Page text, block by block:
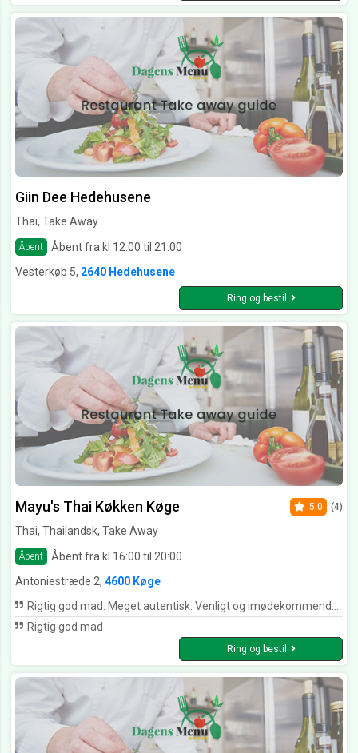
Giin Dee Hedehusene
Thai, Take Away
Åbent
Åbent fra kl 12:00 til 21:00
Vesterkøb 5, 2640 Hedehusene
Ring og bestil
Mayu's Thai Køkken Køge
Thai, Thailandsk, Take Away
Åbent Åbent fra kl 16:00 til 20:00
5.0 (4)
Antoniestræde 2, 4600 Køge
Rigtig god mad. Meget autentisk. Venligt og imødekommende personale.
Rigtig god mad
Ring og bestil